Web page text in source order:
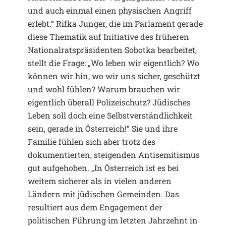
und auch einmal einen physischen Angriff
erlebt.“ Rifka Junger, die im Parlament gerade
diese Thematik auf Initiative des früheren
Nationalratspräsidenten Sobotka bearbeitet,
stellt die Frage: „Wo leben wir eigentlich? Wo
können wir hin, wo wir uns sicher, geschützt
und wohl fühlen? Warum brauchen wir
eigentlich überall Polizeischutz? Jüdisches
Leben soll doch eine Selbstverständlichkeit
sein, gerade in Österreich!“ Sie und ihre
Familie fühlen sich aber trotz des
dokumentierten, steigenden Antisemitismus
gut aufgehoben. „In Österreich ist es bei
weitem sicherer als in vielen anderen
Ländern mit jüdischen Gemeinden. Das
resultiert aus dem Engagement der
politischen Führung im letzten Jahrzehnt in